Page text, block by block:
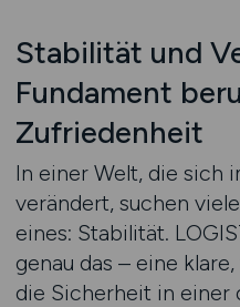
Stabilität und
Fundament
Zufriedenheit
In einer Welt, die sich
verändert, suchen
eines: Stabilität.
genau das – eine
die Sicherheit in einer